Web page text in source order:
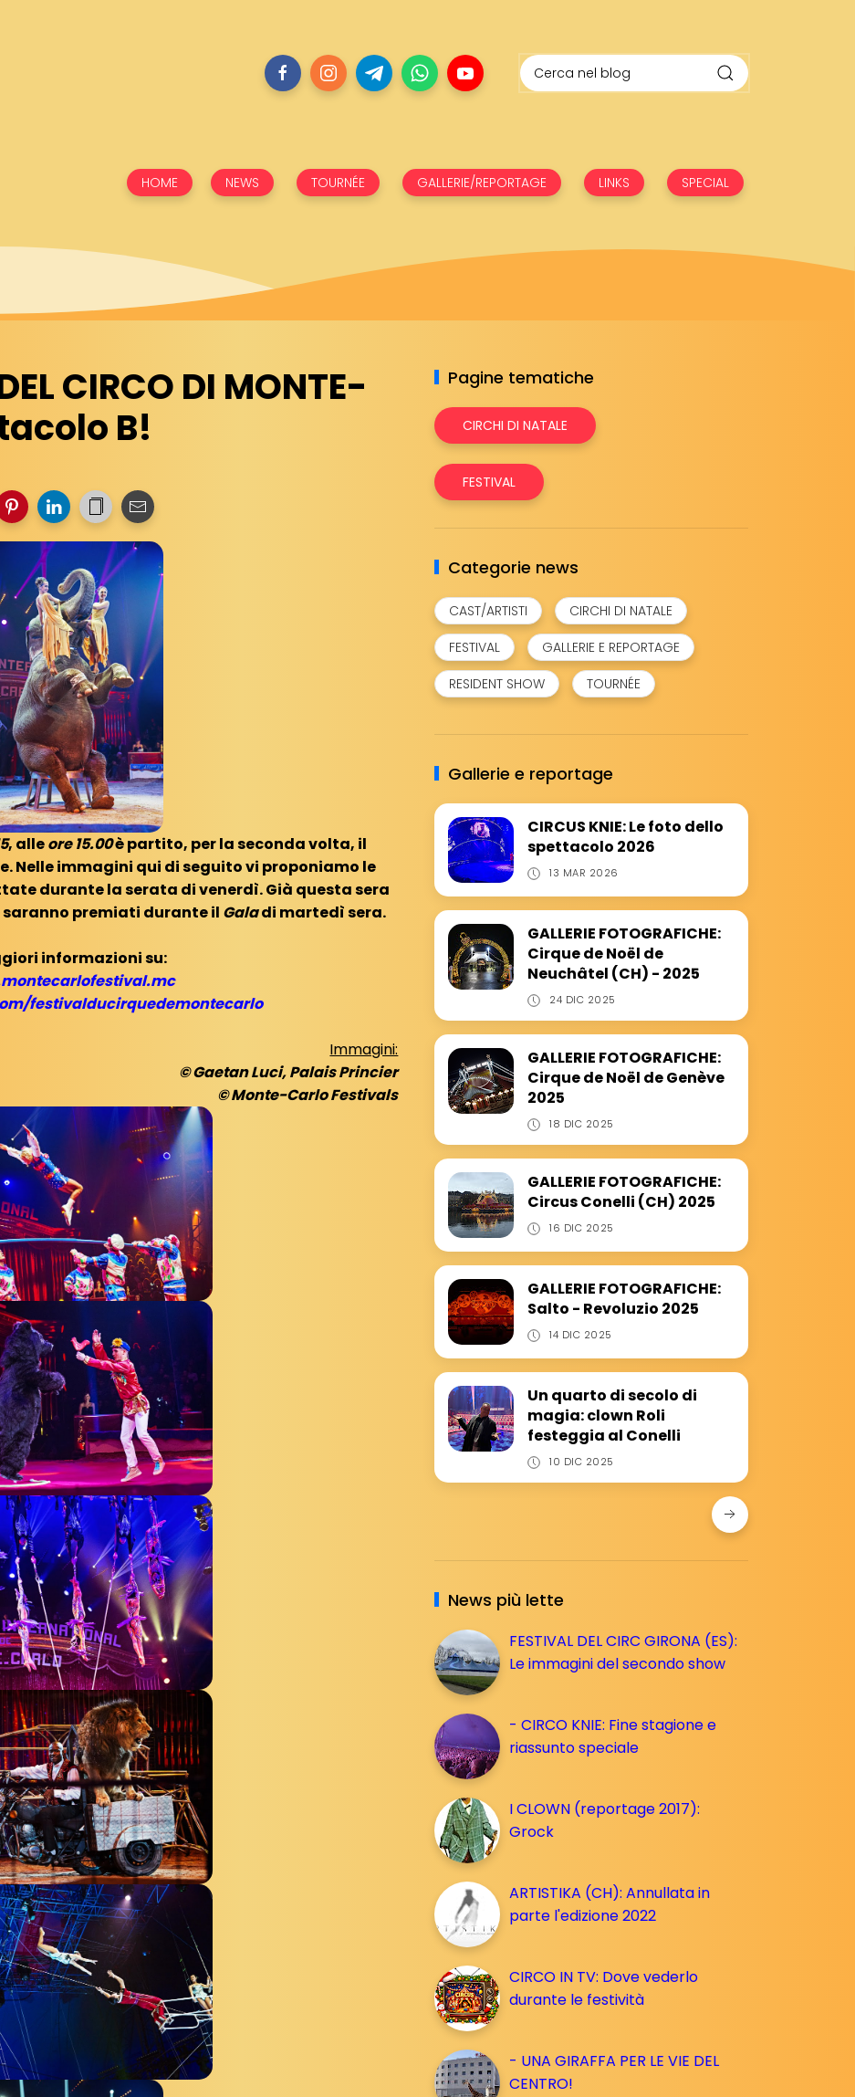
HOME NEWS TOURNÉE GALLERIE/REPORTAGE LINKS SPECIAL
CIRCO DI MONTE-
B!
, alleore 15.00è partito, per la seconda volta, il
Nelle immagini qui di seguito vi proponiamo le
durante la serata di venerdì.Già questa sera
premiati durante il Galadi martedì sera.
informazioni su:
festivalducirquedemontecarlo
Immagini:
© Gaetan Luci, Palais Princier
© Monte-Carlo Festivals
Pagine tematiche
CIRCHI DI NATALE
FESTIVAL
Categorie news
CAST/ARTISTI
CIRCHI DI NATALE
FESTIVAL
GALLERIE E REPORTAGE
RESIDENT SHOW
TOURNÉE
Gallerie e reportage
CIRCUS KNIE: Le foto dello
spettacolo 2026
13 MAR 2026
GALLERIE FOTOGRAFICHE:
Cirque de Noël de
Neuchâtel (CH) - 2025
24 DIC 2025
GALLERIE FOTOGRAFICHE:
Cirque de Noël de Genève
2025
18 DIC 2025
GALLERIE FOTOGRAFICHE:
Circus Conelli (CH) 2025
16 DIC 2025
GALLERIE FOTOGRAFICHE:
Salto - Revoluzio 2025
14 DIC 2025
Un quarto di secolo di
magia: clown Roli
festeggia al Conelli
10 DIC 2025
News più lette
FESTIVAL DEL CIRC GIRONA (ES):
Le immagini del secondo show
- CIRCO KNIE: Fine stagione e
riassunto speciale
I CLOWN (reportage 2017):
Grock
ARTISTIKA (CH): Annullata in
parte l'edizione 2022
CIRCO IN TV: Dove vederlo
durante le festività
- UNA GIRAFFA PER LE VIE DEL
CENTRO!